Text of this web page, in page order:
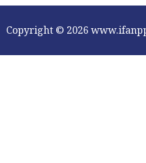
Copyright © 2026